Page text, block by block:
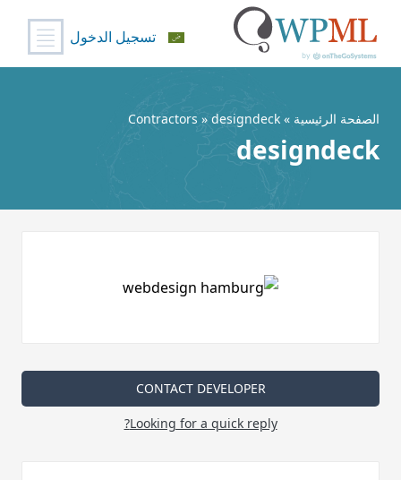
المحتوى
تسجيل الدخول
الصفحة الرئيسية »
Contractors » designdeck
designdeck
CONTACT DEVELOPER
Looking for a quick reply?